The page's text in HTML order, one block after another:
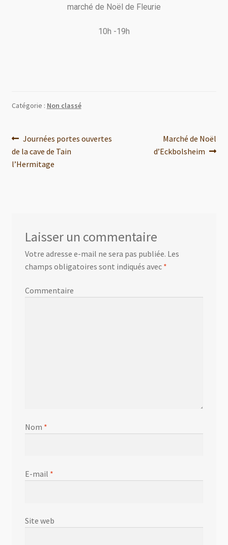
marché de Noël de Fleurie
10h -19h
Catégorie : Non classé
Journées portes ouvertes
de la cave de Tain
l’Hermitage
Marché de Noël
d’Eckbolsheim
Laisser un commentaire
Votre adresse e-mail ne sera pas publiée. Les
champs obligatoires sont indiqués avec *
Commentaire
Nom *
E-mail *
Site web